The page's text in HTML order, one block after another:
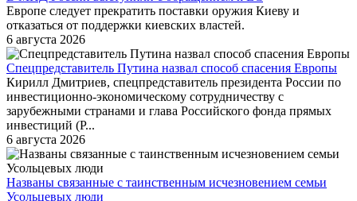
Европе следует прекратить поставки оружия Киеву и
отказаться от поддержки киевских властей.
6 августа 2026
Спецпредставитель Путина назвал способ спасения Европы
Кирилл Дмитриев, спецпредставитель президента России по
инвестиционно-экономическому сотрудничеству с
зарубежными странами и глава Российского фонда прямых
инвестиций (Р...
6 августа 2026
Названы связанные с таинственным исчезновением семьи
Усольцевых люди